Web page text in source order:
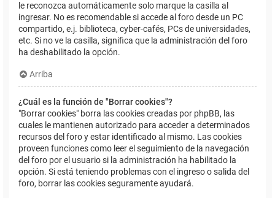
le reconozca automáticamente solo marque la casilla al
ingresar. No es recomendable si accede al foro desde un PC
compartido, e.j. biblioteca, cyber-cafés, PCs de universidades,
etc. Si no ve la casilla, significa que la administración del foro
ha deshabilitado la opción.
Arriba
¿Cuál es la función de "Borrar cookies"?
"Borrar cookies" borra las cookies creadas por phpBB, las
cuales le mantienen autorizado para acceder a determinados
recursos del foro y estar identificado al mismo. Las cookies
proveen funciones como leer el seguimiento de la navegación
del foro por el usuario si la administración ha habilitado la
opción. Si está teniendo problemas con el ingreso o salida del
foro, borrar las cookies seguramente ayudará.